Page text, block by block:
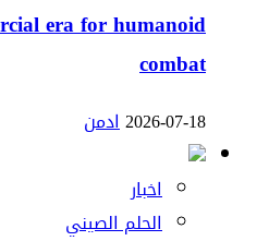
era for humanoid
combat
2026-07-18ادمن
اخبار
الحلم الصيني